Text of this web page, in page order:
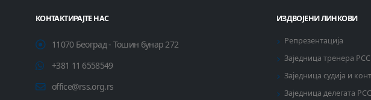
КОНТАКТИРАЈТЕ НАС
11070 Београд - Тошин бунар 272
+381 11 6558549
office@rss.org.rs
ИЗДВОЈЕНИ ЛИНКОВИ
Репрезентација
Заједница тренера РСС
Заједница судија и
Заједница делегата РСС